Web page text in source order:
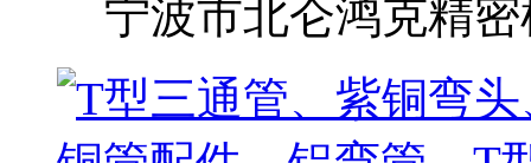
宁波市北仑鸿克精